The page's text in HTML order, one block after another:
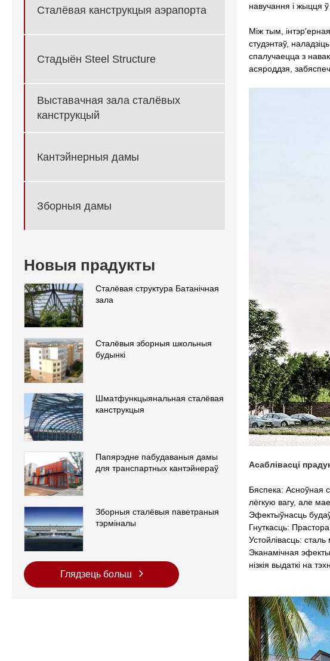
Сталёвая канструкцыя аэрапорта
Стадыён Steel Structure
Выставачная зала сталёвых
канструкцый
Кантэйнерныя дамы
Зборныя дамы
Новыя прадукты
Сталёвая структура Батанічная
зала
Сталёвыя зборныя школьныя
будынкі
Шматфункцыянальная сталёвая
канструкцыя
Папярэдне пабудаваныя дамы
для транспартных кантэйнераў
Зборныя сталёвыя паветраныя
тэрміналы
Глядзець больш
навучання і жыцця ў
Між тым,
студэнтаў,
спалучаецца з
асяроддзя,
Асаблівасці
Бяспека: Асноўная
лёгкую вагу, але
Эфектыўнасць
Гнуткасць:
Устойлівасць:
Эканамічная
нізкія выдаткі на